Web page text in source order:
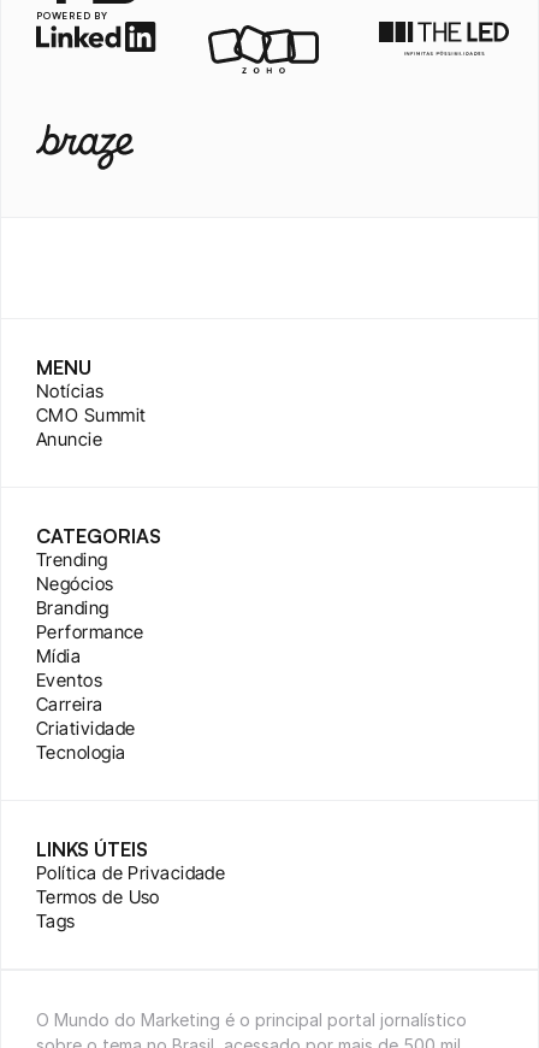
POWERED BY
MENU
Notícias
CMO Summit
Anuncie
CATEGORIAS
Trending
Negócios
Branding
Performance
Mídia
Eventos
Carreira
Criatividade
Tecnologia
LINKS ÚTEIS
Política de Privacidade
Termos de Uso
Tags
O Mundo do Marketing é o principal portal jornalístico